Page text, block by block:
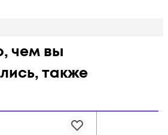
чем вы
также